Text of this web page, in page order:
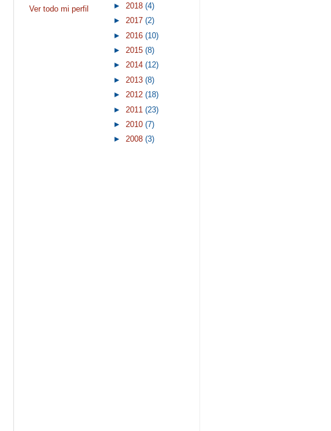
Ver todo mi perfil
► 2018 (4)
► 2017 (2)
► 2016 (10)
► 2015 (8)
► 2014 (12)
► 2013 (8)
► 2012 (18)
► 2011 (23)
► 2010 (7)
► 2008 (3)